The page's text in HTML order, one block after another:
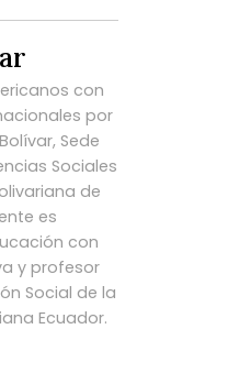
con
por
Sede
Sociales
de
es
con
y profesor
Social de la
Ecuador.